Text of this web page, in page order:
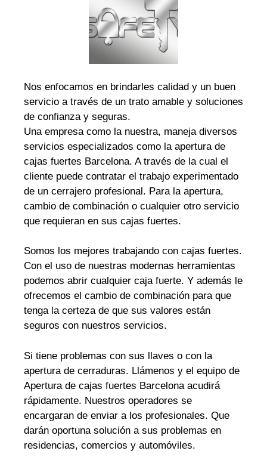
Nos enfocamos en brindarles calidad y un buen
servicio a través de un trato amable y soluciones
de confianza y seguras.
Una empresa como la nuestra, maneja diversos
servicios especializados como la apertura de
cajas fuertes Barcelona. A través de la cual el
cliente puede contratar el trabajo experimentado
de un cerrajero profesional. Para la apertura,
cambio de combinación o cualquier otro servicio
que requieran en sus cajas fuertes.
Somos los mejores trabajando con cajas fuertes.
Con el uso de nuestras modernas herramientas
podemos abrir cualquier caja fuerte. Y además le
ofrecemos el cambio de combinación para que
tenga la certeza de que sus valores están
seguros con nuestros servicios.
Si tiene problemas con sus llaves o con la
apertura de cerraduras. Llámenos y el equipo de
Apertura de cajas fuertes Barcelona acudirá
rápidamente. Nuestros operadores se
encargaran de enviar a los profesionales. Que
darán oportuna solución a sus problemas en
residencias, comercios y automóviles.